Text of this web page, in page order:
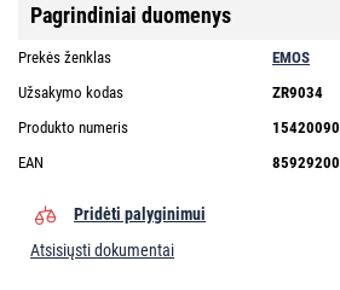
Pagrindiniai duomenys
Prekės ženklas
EMOS
Užsakymo kodas
ZR9034
Produkto numeris
EAN
Pridėti palyginimui
Atsisiųsti dokumentai